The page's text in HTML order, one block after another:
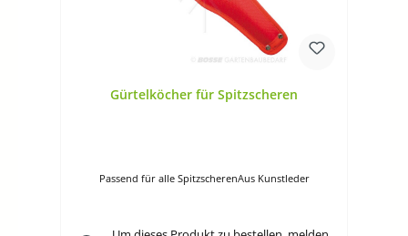
Gürtelköcher für Spitzscheren
Passend für alle SpitzscherenAus Kunstleder